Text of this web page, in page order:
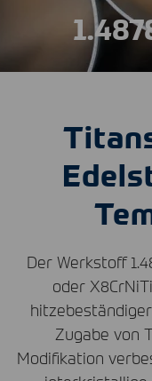
Der Werkstoff
oder
Zugabe von
Modifikation